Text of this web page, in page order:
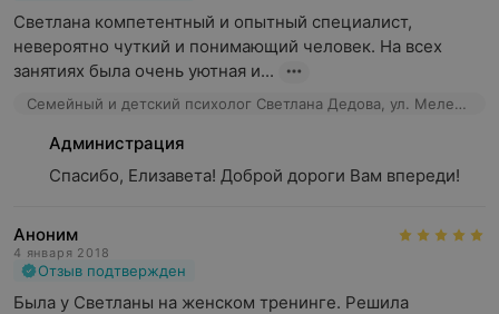
Светлана компетентный и опытный специалист,
невероятно чуткий и понимающий человек. На всех
занятиях была очень уютная и...
Семейный и детский психолог Светлана Дедова, ул. Мележа, 5/1
Администрация
Спасибо, Елизавета! Доброй дороги Вам впереди!
Аноним
4 января 2018
Отзыв подтвержден
Была у Светланы на женском тренинге. Решила